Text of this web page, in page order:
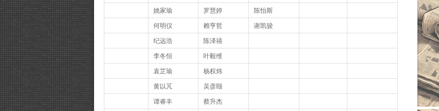
姚家瑜
罗慧婷
陈怡斯
何明仪
赖亨哲
谢凯骏
纪远浩
陈泽禧
李冬恒
叶毅维
袁芷瑜
杨权炜
黄以芃
吴彦颐
谭睿丰
蔡升杰